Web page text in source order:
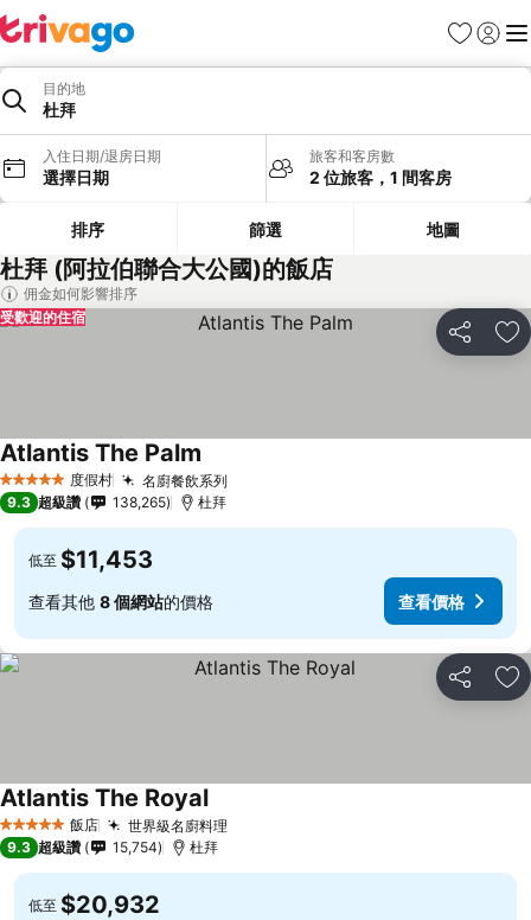
我的最愛
登入 選
目的地
杜拜
入住日期/退房日期
選擇日期
旅客和客房數
2 位旅客，1 間客房
排序 篩選 地圖
杜拜 (阿拉伯聯合大公國)的飯店
佣金如何影響排序
分享 加
受歡迎的住宿
5 星級 度假村 名廚餐飲系列查看價格
Atlantis The Palm
9.3 超級讚 138,265 杜拜
低至 $11,453
查看其他 8 個網站的價格 查看價格
分享 加
5 星級 飯店 世界級名廚料理查看價格
Atlantis The Royal查看價格
9.3 超級讚 15,754 杜拜
低至 $20,932